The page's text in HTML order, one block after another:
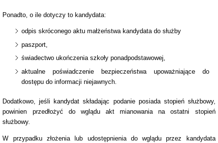
Ponadto, o ile dotyczy to kandydata:
odpis skróconego aktu małżeństwa kandydata do służby
paszport,
świadectwo ukończenia szkoły ponadpodstawowej,
aktualne poświadczenie bezpieczeństwa upoważniające do
dostępu do informacji niejawnych.
Dodatkowo, jeśli kandydat składając podanie posiada stopień służbowy,
powinien przedłożyć do wglądu akt mianowania na ostatni stopień
służbowy.
W przypadku złożenia lub udostępnienia do wglądu przez kandydata